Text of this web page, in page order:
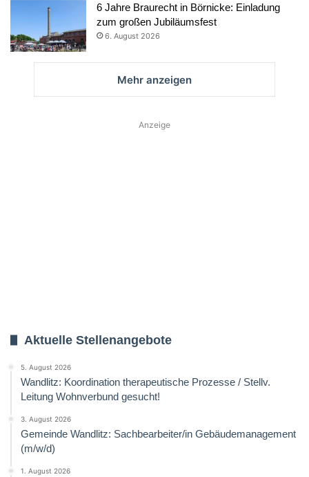
6 Jahre Braurecht in Börnicke: Einladung
zum großen Jubiläumsfest
6. August 2026
Mehr anzeigen
Anzeige
Aktuelle Stellenangebote
5. August 2026
Wandlitz: Koordination therapeutische Prozesse / Stellv.
Leitung Wohnverbund gesucht!
3. August 2026
Gemeinde Wandlitz: Sachbearbeiter/in Gebäudemanagement
(m/w/d)
1. August 2026